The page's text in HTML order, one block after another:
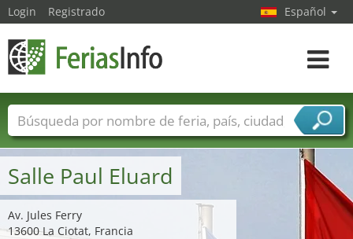
Salle Paul Eluard
Av. Jules Ferry
13600 La Ciotat, Francia
Login Registrado Español
toggle
Nombres de ferias Países
Ciudades
Sectores de ferias
Sectores de proveedor de servicios